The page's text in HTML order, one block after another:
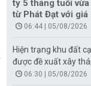
ty 5 tháng tuổi
từ Phát Đạt với giá
06:44 | 05/08/2026
Hiện trạng khu đất
được đề xuất xây
06:30 | 05/08/2026